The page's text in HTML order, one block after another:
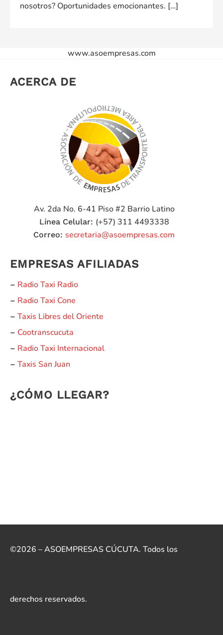
nosotros? Oportunidades emocionantes. […]
www.asoempresas.com
ACERCA DE
Av. 2da No. 6-41 Piso #2 Barrio Latino
Línea Celular: (+57) 311 4493338
Correo: secretaria@asoempresas.com
EMPRESAS AFILIADAS
– Radio Taxi Radio
– Radio Taxi Cone
– Taxis Libres del Oriente
– Cootranscucuta
– Radio Taxi Internacional
– Taxis San Juan
¿CÓMO LLEGAR?
©2026 – ASOEMPRESAS CÚCUTA. Todos los
derechos reservados.